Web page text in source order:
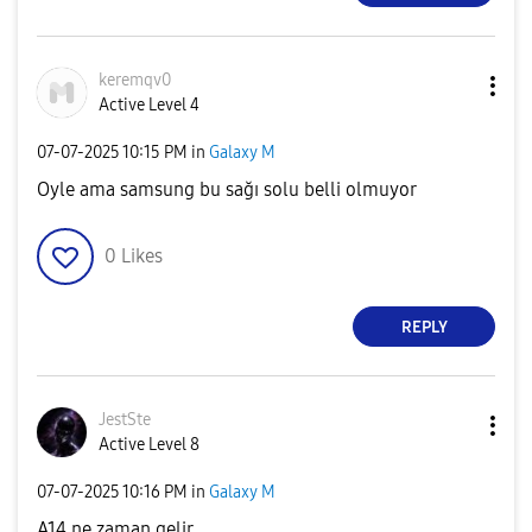
keremqv0
Active Level 4
‎07-07-202510:15 PM in Galaxy M
Oyle ama samsung bu sağı solu belli olmuyor
0 Likes
REPLY
JestSte
Active Level 8
‎07-07-202510:16 PM in Galaxy M